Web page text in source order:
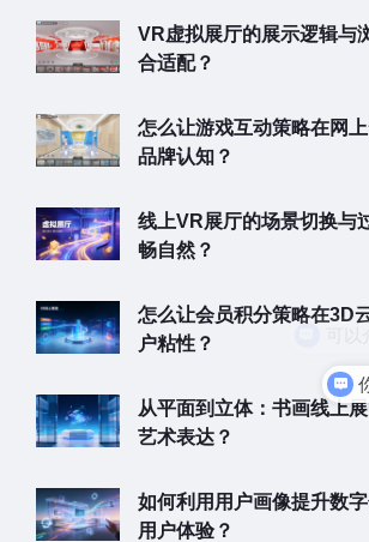
VR虚拟展厅的展示逻辑与
合适配？
怎么让游戏互动策略在网
品牌认知？
线上VR展厅的场景切换与
畅自然？
怎么让会员积分策略在3D
户粘性？
从平面到立体：书画线上
艺术表达？
如何利用用户画像提升数
用户体验？